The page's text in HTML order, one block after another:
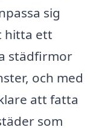
sig
hitta ett
städfirmor
och med
att fatta
som